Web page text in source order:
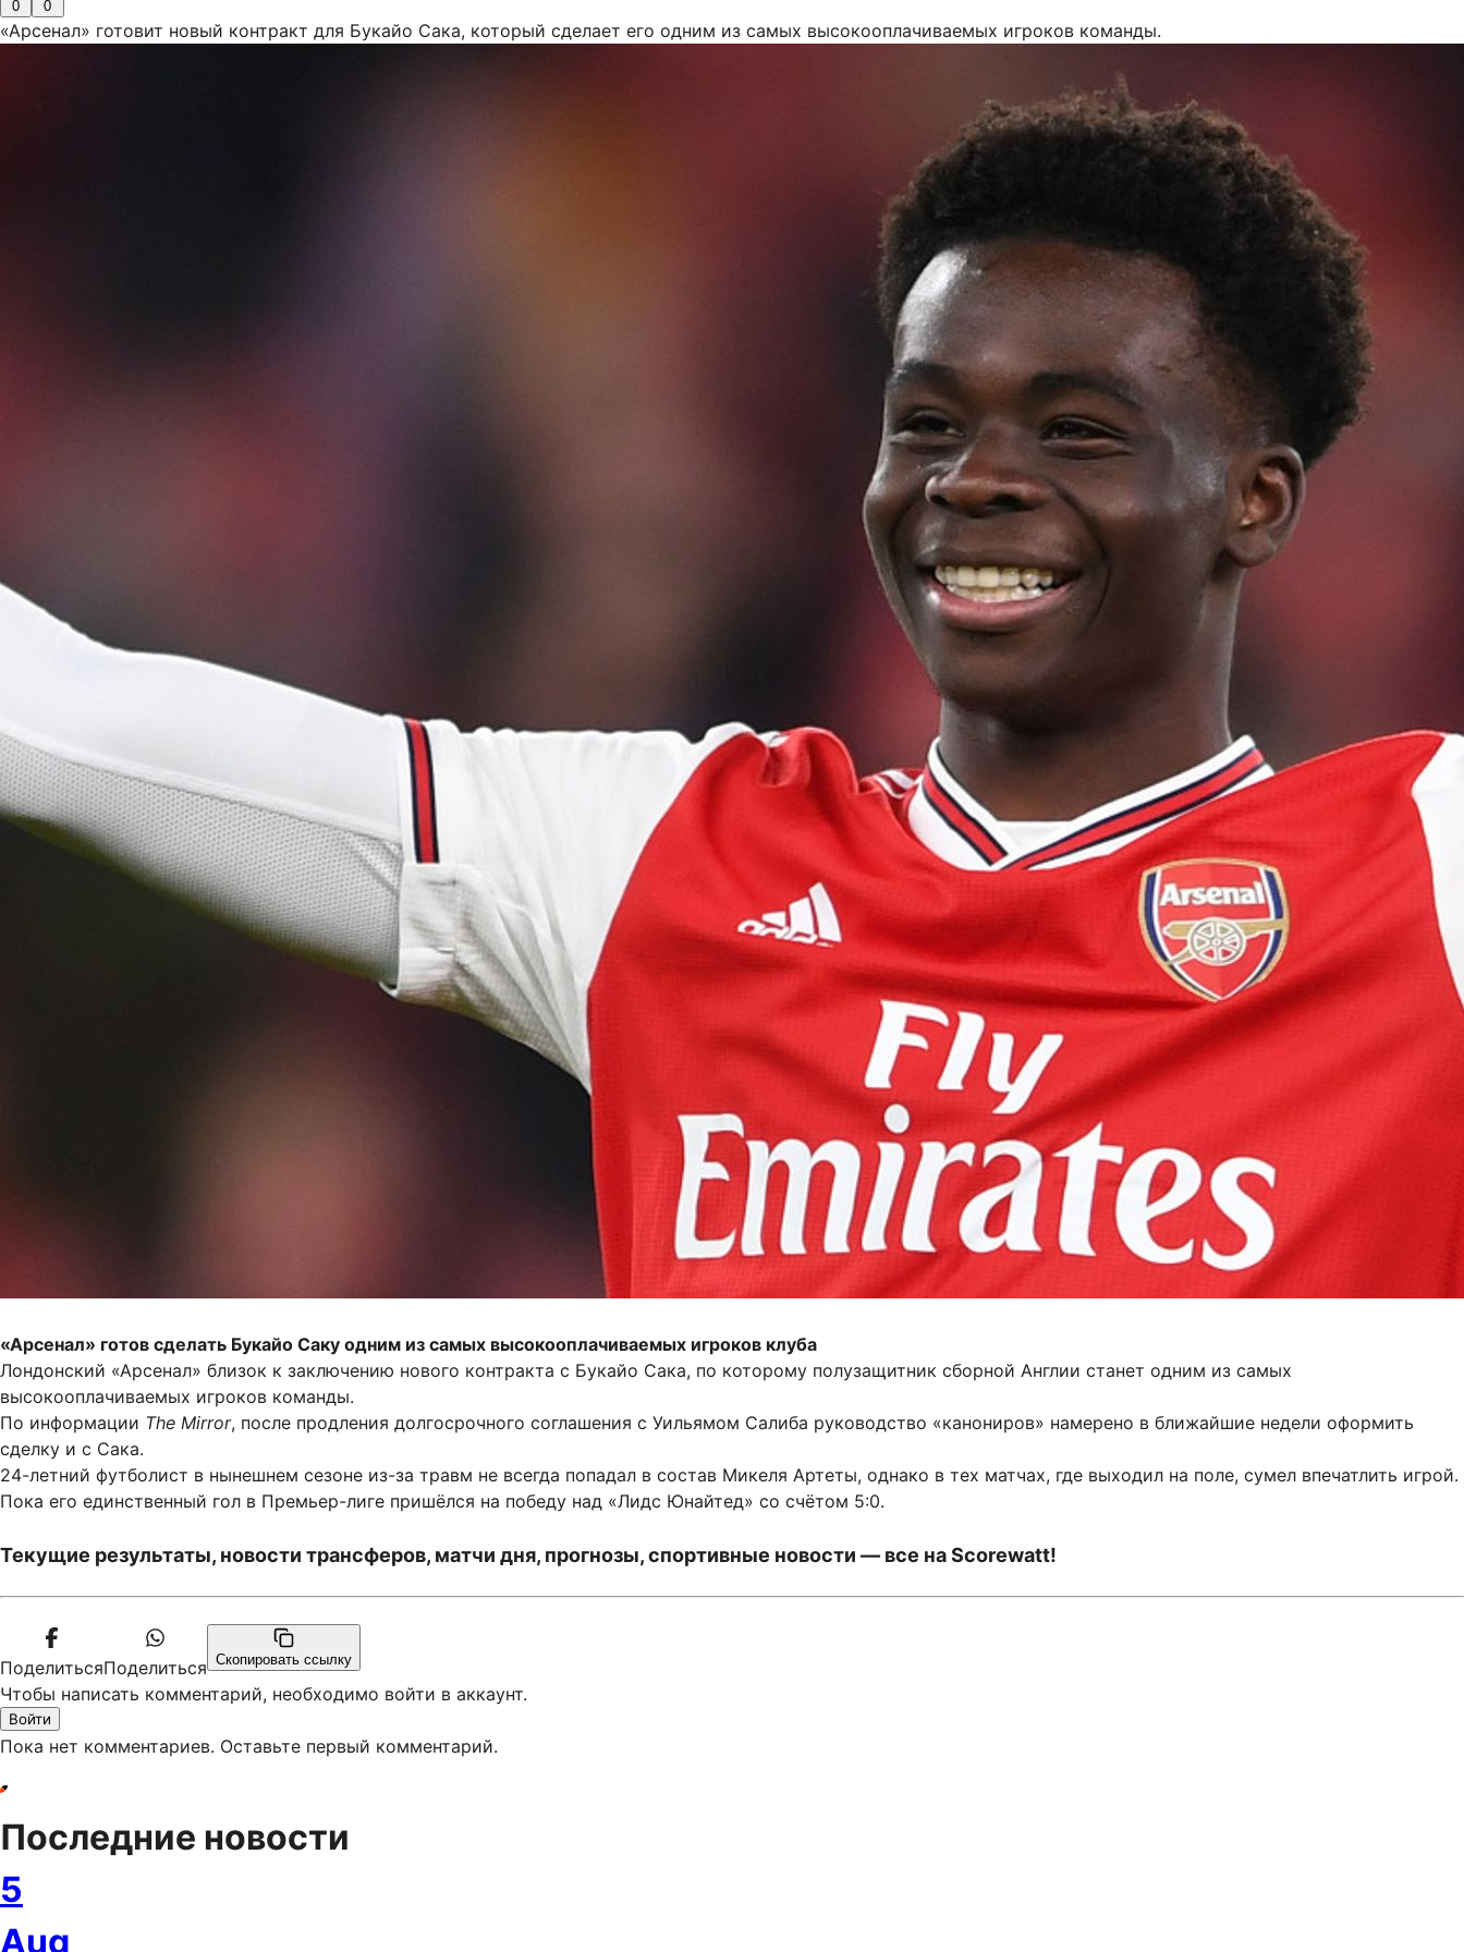
0 0
«Арсенал» готовит новый контракт для Букайо Сака, который сделает его одним из самых высокооплачиваемых игроков команды.
«Арсенал» готов сделать Букайо Саку одним из самых высокооплачиваемых игроков клуба
Лондонский «Арсенал» близок к заключению нового контракта с Букайо Сака, по которому полузащитник сборной Англии станет одним из самых
высокооплачиваемых игроков команды.
По информации The Mirror, после продления долгосрочного соглашения с Уильямом Салиба руководство «канониров» намерено в ближайшие недели оформить
сделку и с Сака.
24-летний футболист в нынешнем сезоне из-за травм не всегда попадал в состав Микеля Артеты, однако в тех матчах, где выходил на поле, сумел впечатлить игрой.
Пока его единственный гол в Премьер-лиге пришёлся на победу над «Лидс Юнайтед» со счётом 5:0.
Текущие результаты, новости трансферов, матчи дня, прогнозы, спортивные новости — все на Scorewatt!
ПоделитьсяПоделиться Скопировать ссылку
Чтобы написать комментарий, необходимо войти в аккаунт.
Войти
Пока нет комментариев. Оставьте первый комментарий.
Последние новости
5
Aug